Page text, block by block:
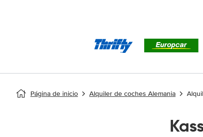
Página de inicio Alquiler de coches Alemania